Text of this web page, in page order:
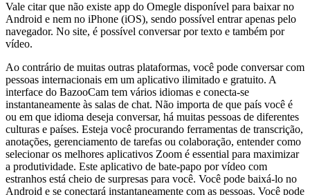
Vale citar que não existe app do Omegle disponível para baixar no
Android e nem no iPhone (iOS), sendo possível entrar apenas pelo
navegador. No site, é possível conversar por texto e também por
vídeo.
Ao contrário de muitas outras plataformas, você pode conversar com
pessoas internacionais em um aplicativo ilimitado e gratuito. A
interface do BazooCam tem vários idiomas e conecta-se
instantaneamente às salas de chat. Não importa de que país você é
ou em que idioma deseja conversar, há muitas pessoas de diferentes
culturas e países. Esteja você procurando ferramentas de transcrição,
anotações, gerenciamento de tarefas ou colaboração, entender como
selecionar os melhores aplicativos Zoom é essential para maximizar
a produtividade. Este aplicativo de bate-papo por vídeo com
estranhos está cheio de surpresas para você. Você pode baixá-lo no
Android e se conectará instantaneamente com as pessoas. Você pode